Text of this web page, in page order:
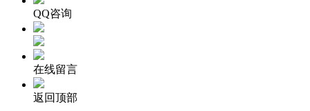
QQ咨询
在线留言
返回顶部